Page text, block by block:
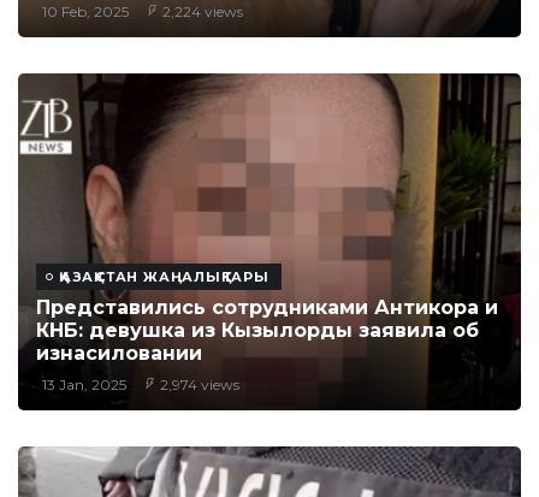
10 Feb, 2025 2,224 views
ҚАЗАҚСТАН ЖАҢАЛЫҚТАРЫ
Представились сотрудниками Антикора и
КНБ: девушка из Кызылорды заявила об
изнасиловании
13 Jan, 2025 2,974 views